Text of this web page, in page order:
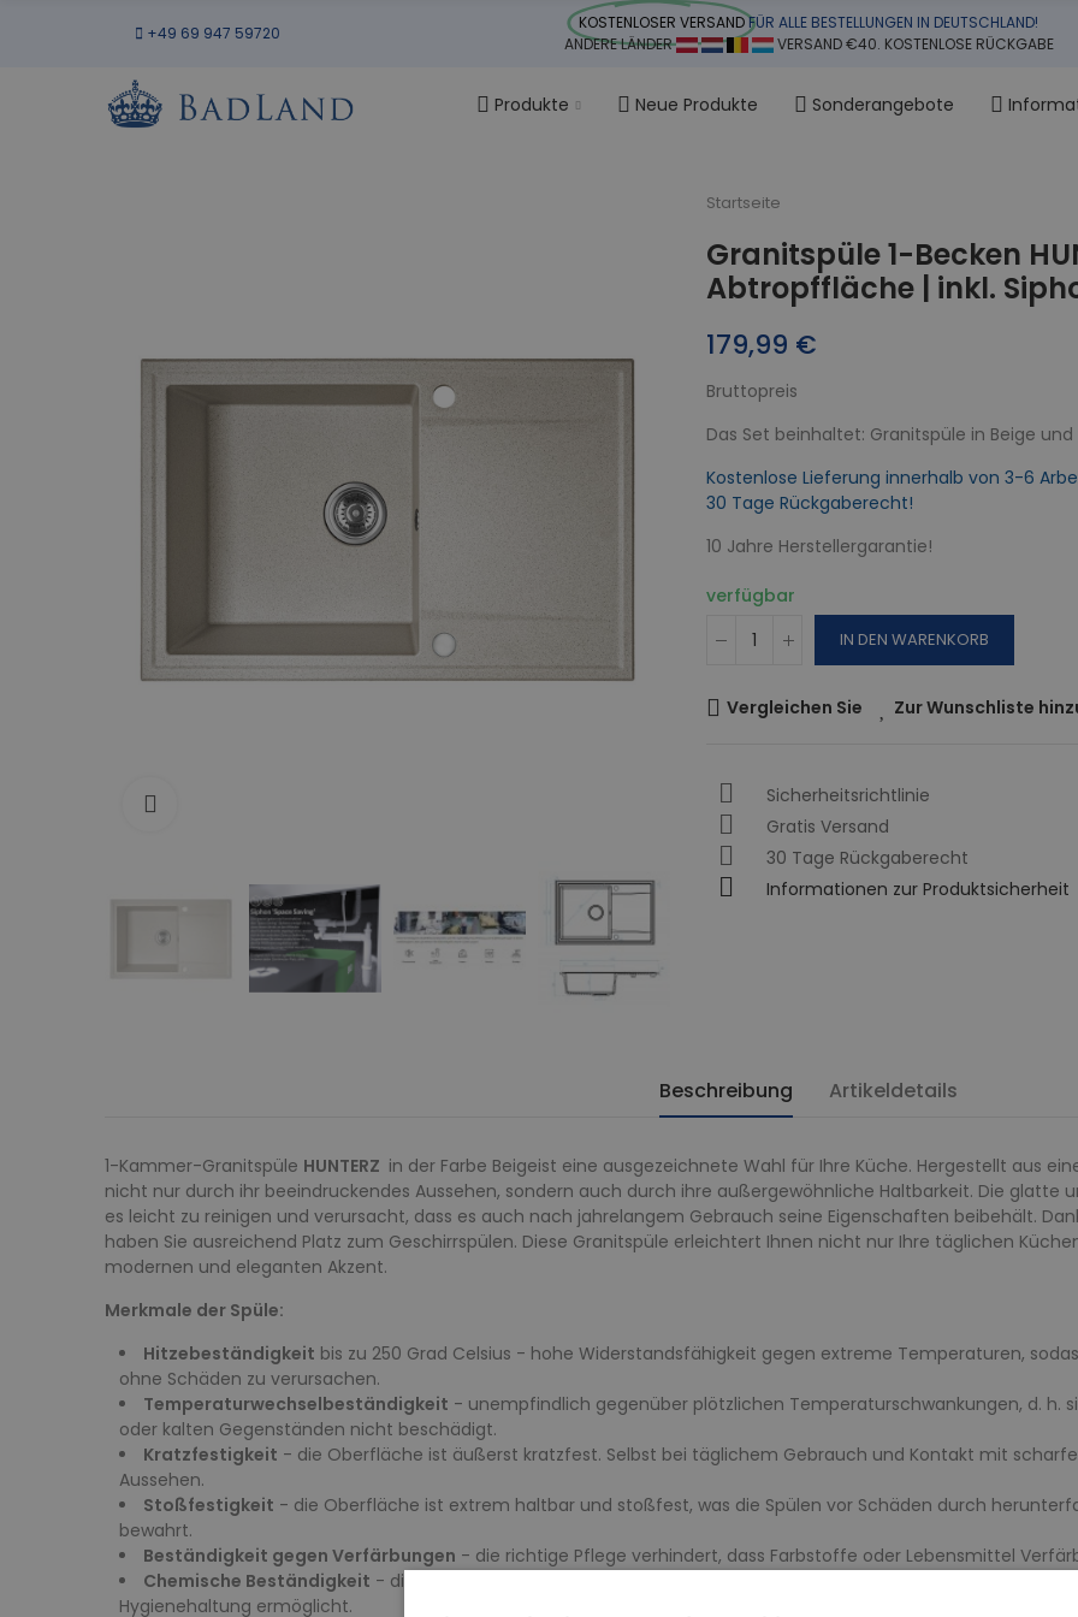
+49 69 947 59720
KOSTENLOSER VERSANDFÜR ALLE BESTELLUNGEN IN DEUTSCHLAND!
ANDERE LÄNDER
VERSAND €40. KOSTENLOSE RÜCKGABE
Produkte Neue Produkte Sonderangebote
Startseite
Granitspüle 1-Becken
Abtropffläche | inkl.
179,99 €
Bruttopreis
Das Set beinhaltet: Granitspüle in Beige
Kostenlose Lieferung innerhalb von 3-6
30 Tage Rückgaberecht!
10 Jahre Herstellergarantie!
verfügbar
IN DEN WARENKORB
Vergleichen Sie Zur Wunschliste
Sicherheitsrichtlinie
Gratis Versand
30 Tage Rückgaberecht
Informationen zur Produktsicherheit
Beschreibung Artikeldetails
1-Kammer-Granitspüle HUNTERZ in der Farbe Beigeist eine ausgezeichnete Wahl für Ihre Küche. Hergestellt aus
nicht nur durch ihr beeindruckendes Aussehen, sondern auch durch ihre außergewöhnliche Haltbarkeit. Die
es leicht zu reinigen und verursacht, dass es auch nach jahrelangem Gebrauch seine Eigenschaften beibehält.
haben Sie ausreichend Platz zum Geschirrspülen. Diese Granitspüle erleichtert Ihnen nicht nur Ihre täglichen
modernen und eleganten Akzent.
Merkmale der Spüle:
Hitzebeständigkeit bis zu 250 Grad Celsius - hohe Widerstandsfähigkeit gegen extreme Temperaturen,
ohne Schäden zu verursachen.
Temperaturwechselbeständigkeit - unempfindlich gegenüber plötzlichen Temperaturschwankungen, d. h.
oder kalten Gegenständen nicht beschädigt.
Kratzfestigkeit - die Oberfläche ist äußerst kratzfest. Selbst bei täglichem Gebrauch und Kontakt mit
Aussehen.
Stoßfestigkeit - die Oberfläche ist extrem haltbar und stoßfest, was die Spülen vor Schäden durch
bewahrt.
Beständigkeit gegen Verfärbungen - die richtige Pflege verhindert, dass Farbstoffe oder Lebensmittel
Chemische Beständigkeit - die Spülen sind beständig gegen viele Chemikalien, die man in der Küche
Hygienehaltung ermöglicht.